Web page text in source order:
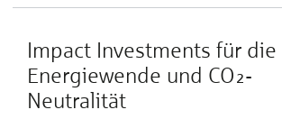
Impact Investments für die
Energiewende und CO₂-
Neutralität